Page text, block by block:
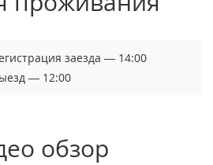
заезда — 14:00
— 12:00
обзор